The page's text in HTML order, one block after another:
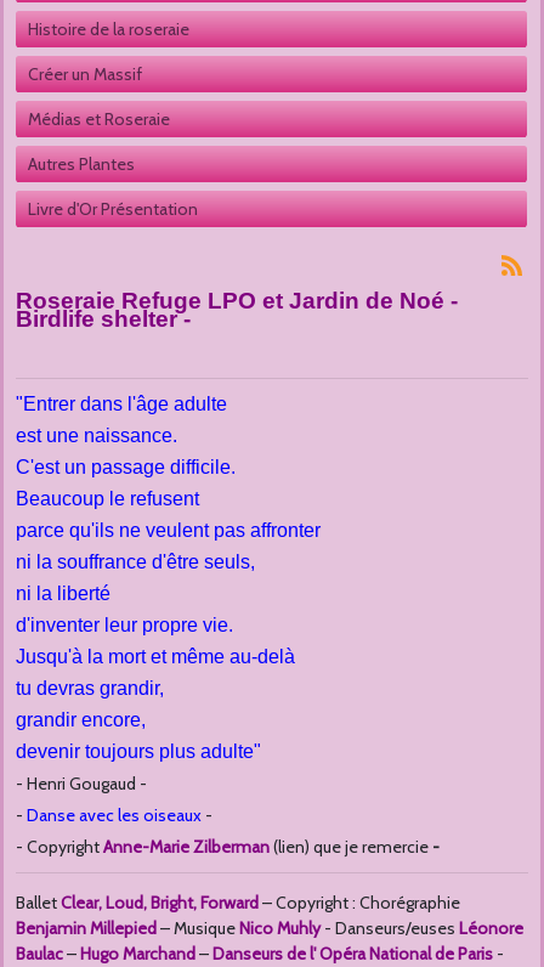
Roseraie Refuge LPO et Jardin de Noé -
Birdlife shelter -
"Entrer dans l'âge adulte
est une naissance.
C'est un passage difficile.
Beaucoup le refusent
parce qu'ils ne veulent pas affronter
ni la souffrance d'être seuls,
ni la liberté
d'inventer leur propre vie.
Jusqu'à la mort et même au-delà
tu devras grandir,
grandir encore,
devenir toujours plus adulte"
- Henri Gougaud -
- Danse avec les oiseaux -
- CopyrightAnne-Marie Zilberman(lien) que je remercie -
BalletClear, Loud, Bright, Forward– Copyright : Chorégraphie
Benjamin Millepied– MusiqueNico Muhly- Danseurs/euses Léonore
Baulac–Hugo Marchand–Danseurs de l' Opéra National de Paris -
Histoire de la roseraie
Créer un Massif
Médias et Roseraie
Autres Plantes
Livre d'Or Présentation